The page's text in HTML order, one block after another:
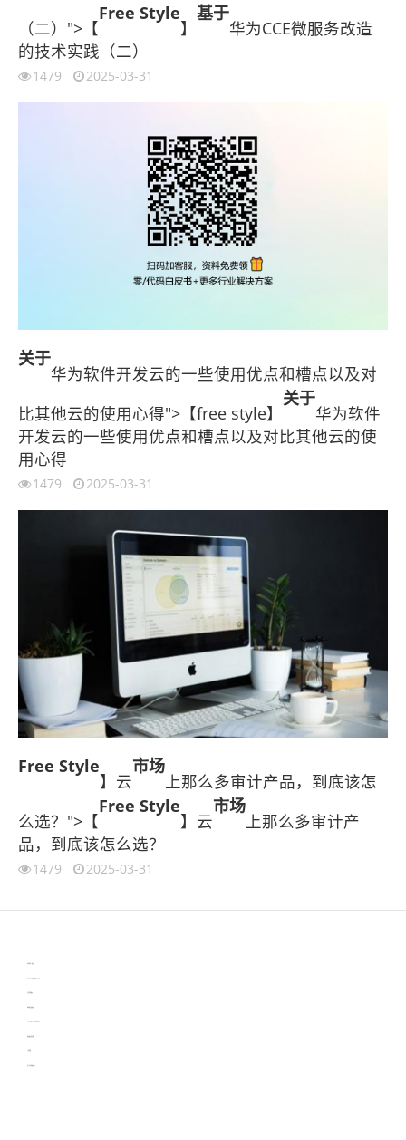
（二）">【
Free Style
】
基于
华为CCE微服务改造
的技术实践（二）
1479 2025-03-31
关于
华为软件开发云的一些使用优点和槽点以及对
比其他云的使用心得">【free style】
关于
华为软件
开发云的一些使用优点和槽点以及对比其他云的使
用心得
1479 2025-03-31
Free Style
】云
市场
上那么多审计产品，到底该怎
么选？">【
Free Style
】云
市场
上那么多审计产
品，到底该怎么选？
1479 2025-03-31